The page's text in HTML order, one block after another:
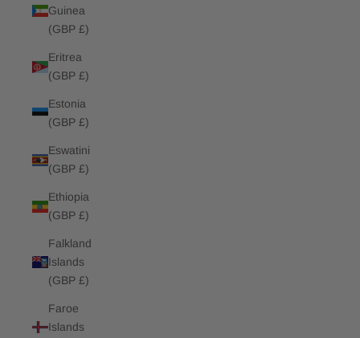
Guinea
(GBP £)
Eritrea
(GBP £)
Estonia
(GBP £)
Eswatini
(GBP £)
Ethiopia
(GBP £)
Falkland
Islands
(GBP £)
Faroe
Islands